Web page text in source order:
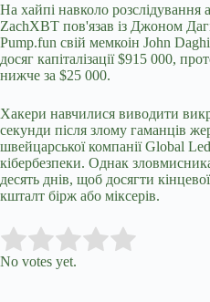
На хайпі навколо розслідування
ZachXBT пов'язав із Джоном
Pump.fun свій мемкоін John
досяг капіталізації $915 000,
нижче за $25 000.
Хакери навчилися виводити
секунди після злому гаманців
швейцарської компанії Global
кібербезпеки. Однак
десять днів, щоб досягти
кшталт бірж або міксерів.
Rate this item:
No votes yet.